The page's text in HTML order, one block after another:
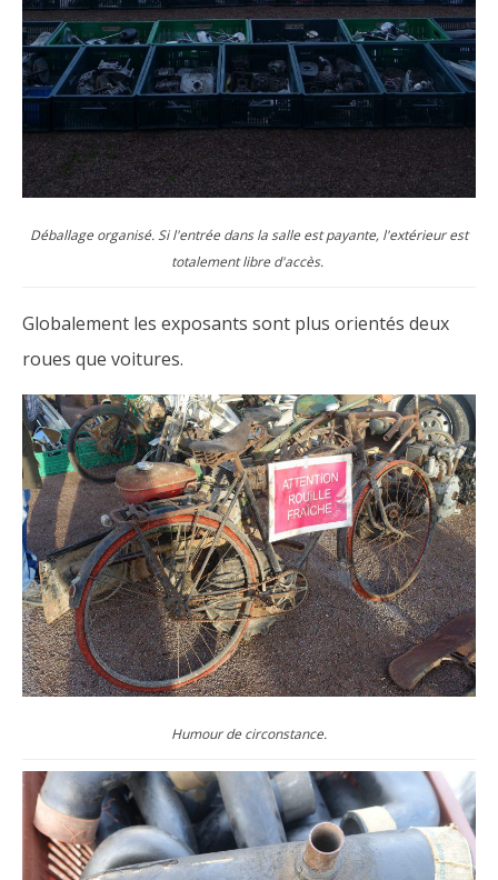
Déballage organisé. Si l'entrée dans la salle est payante, l'extérieur est
totalement libre d'accès.
Globalement les exposants sont plus orientés deux
roues que voitures.
Humour de circonstance.